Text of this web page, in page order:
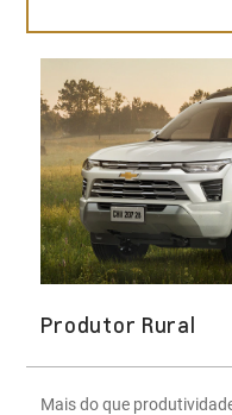
Produtor Rural
Mais do que